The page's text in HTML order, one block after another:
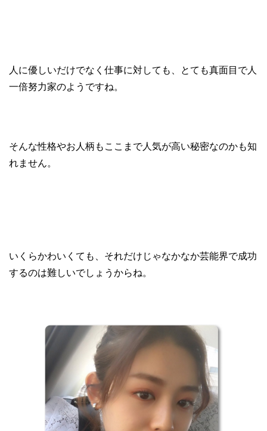
人に優しいだけでなく仕事に対しても、とても真面目で人
一倍努力家のようですね。
そんな性格やお人柄もここまで人気が高い秘密なのかも知
れません。
いくらかわいくても、それだけじゃなかなか芸能界で成功
するのは難しいでしょうからね。